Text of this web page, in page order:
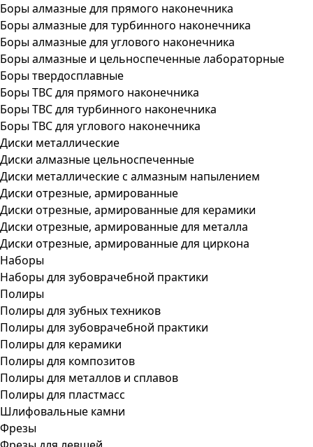
Боры алмазные для прямого наконечника
Боры алмазные для турбинного наконечника
Боры алмазные для углового наконечника
Боры алмазные и цельноспеченные лабораторные
Боры твердосплавные
Боры ТВС для прямого наконечника
Боры ТВС для турбинного наконечника
Боры ТВС для углового наконечника
Диски металлические
Диски алмазные цельноспеченные
Диски металлические с алмазным напылением
Диски отрезные, армированные
Диски отрезные, армированные для керамики
Диски отрезные, армированные для металла
Диски отрезные, армированные для циркона
Наборы
Наборы для зубоврачебной практики
Полиры
Полиры для зубных техников
Полиры для зубоврачебной практики
Полиры для керамики
Полиры для композитов
Полиры для металлов и сплавов
Полиры для пластмасс
Шлифовальные камни
Фрезы